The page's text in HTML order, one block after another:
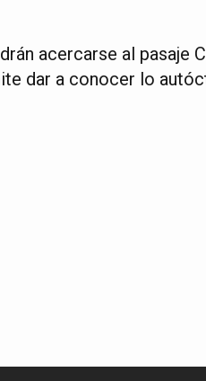
acercarse al pasaje
dar a conocer lo